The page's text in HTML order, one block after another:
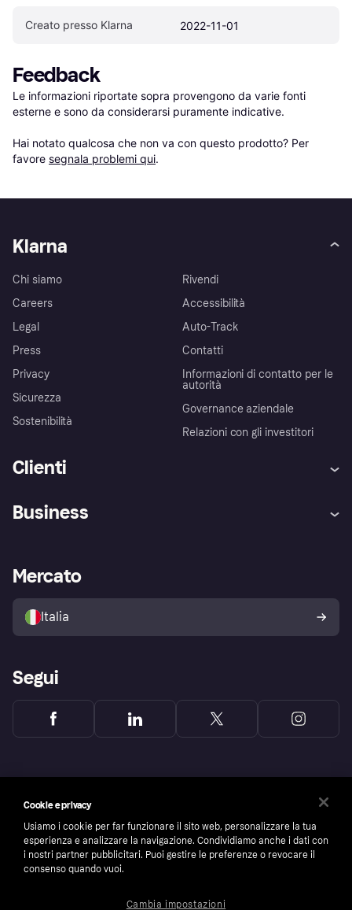
Creato presso Klarna 2022-11-01
Feedback
Le informazioni riportate sopra provengono da varie fonti
esterne e sono da considerarsi puramente indicative.
Hai notato qualcosa che non va con questo prodotto? Per
favore segnala problemi qui.
Klarna
Chi siamo
Careers
Legal
Press
Privacy
Sicurezza
Sostenibilità
Rivendi
Accessibilità
Auto-Track
Contatti
Informazioni di contatto per le
autorità
Governance aziendale
Relazioni con gli investitori
Clienti
Assistenza
Esplora i negozi
Politica di protezione
dell'acquirente Klarna
Business
Accesso aziende
Mercato
Italia
Segui
Cookie e privacy
Usiamo i cookie per far funzionare il sito web, personalizzare la tua
esperienza e analizzare la navigazione. Condividiamo anche i dati con
i nostri partner pubblicitari. Puoi gestire le preferenze o revocare il
consenso quando vuoi.
Cambia impostazioni